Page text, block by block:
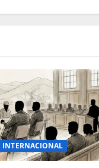
INTERNACIONAL